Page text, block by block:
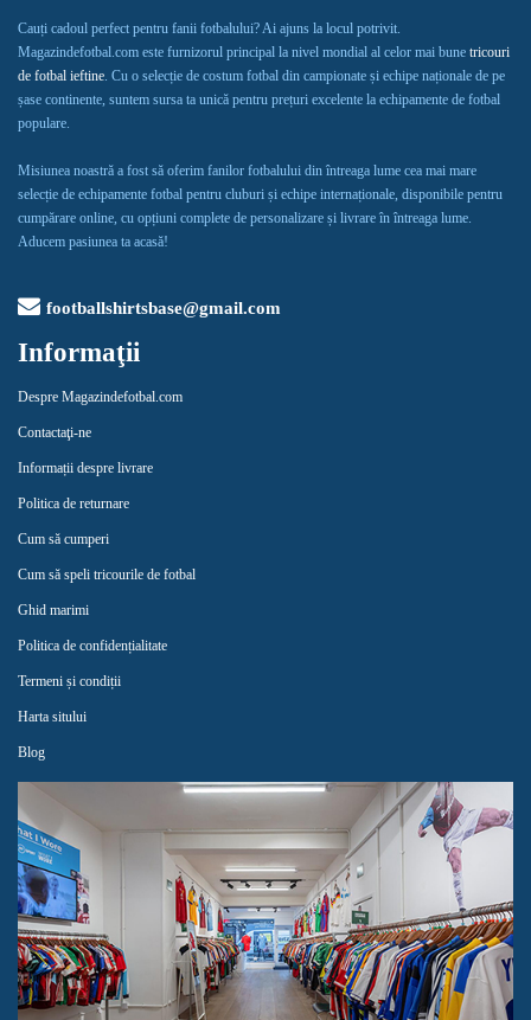
Cauți cadoul perfect pentru fanii fotbalului? Ai ajuns la locul potrivit.
Magazindefotbal.com este furnizorul principal la nivel mondial al celor mai bune tricouri
de fotbal ieftine. Cu o selecție de costum fotbal din campionate și echipe naționale de pe
șase continente, suntem sursa ta unică pentru prețuri excelente la echipamente de fotbal
populare.
Misiunea noastră a fost să oferim fanilor fotbalului din întreaga lume cea mai mare
selecție de echipamente fotbal pentru cluburi și echipe internaționale, disponibile pentru
cumpărare online, cu opțiuni complete de personalizare și livrare în întreaga lume.
Aducem pasiunea ta acasă!
footballshirtsbase@gmail.com
Informaţii
Despre Magazindefotbal.com
Contactaţi-ne
Informații despre livrare
Politica de returnare
Cum să cumperi
Cum să speli tricourile de fotbal
Ghid marimi
Politica de confidențialitate
Termeni și condiții
Harta sitului
Blog